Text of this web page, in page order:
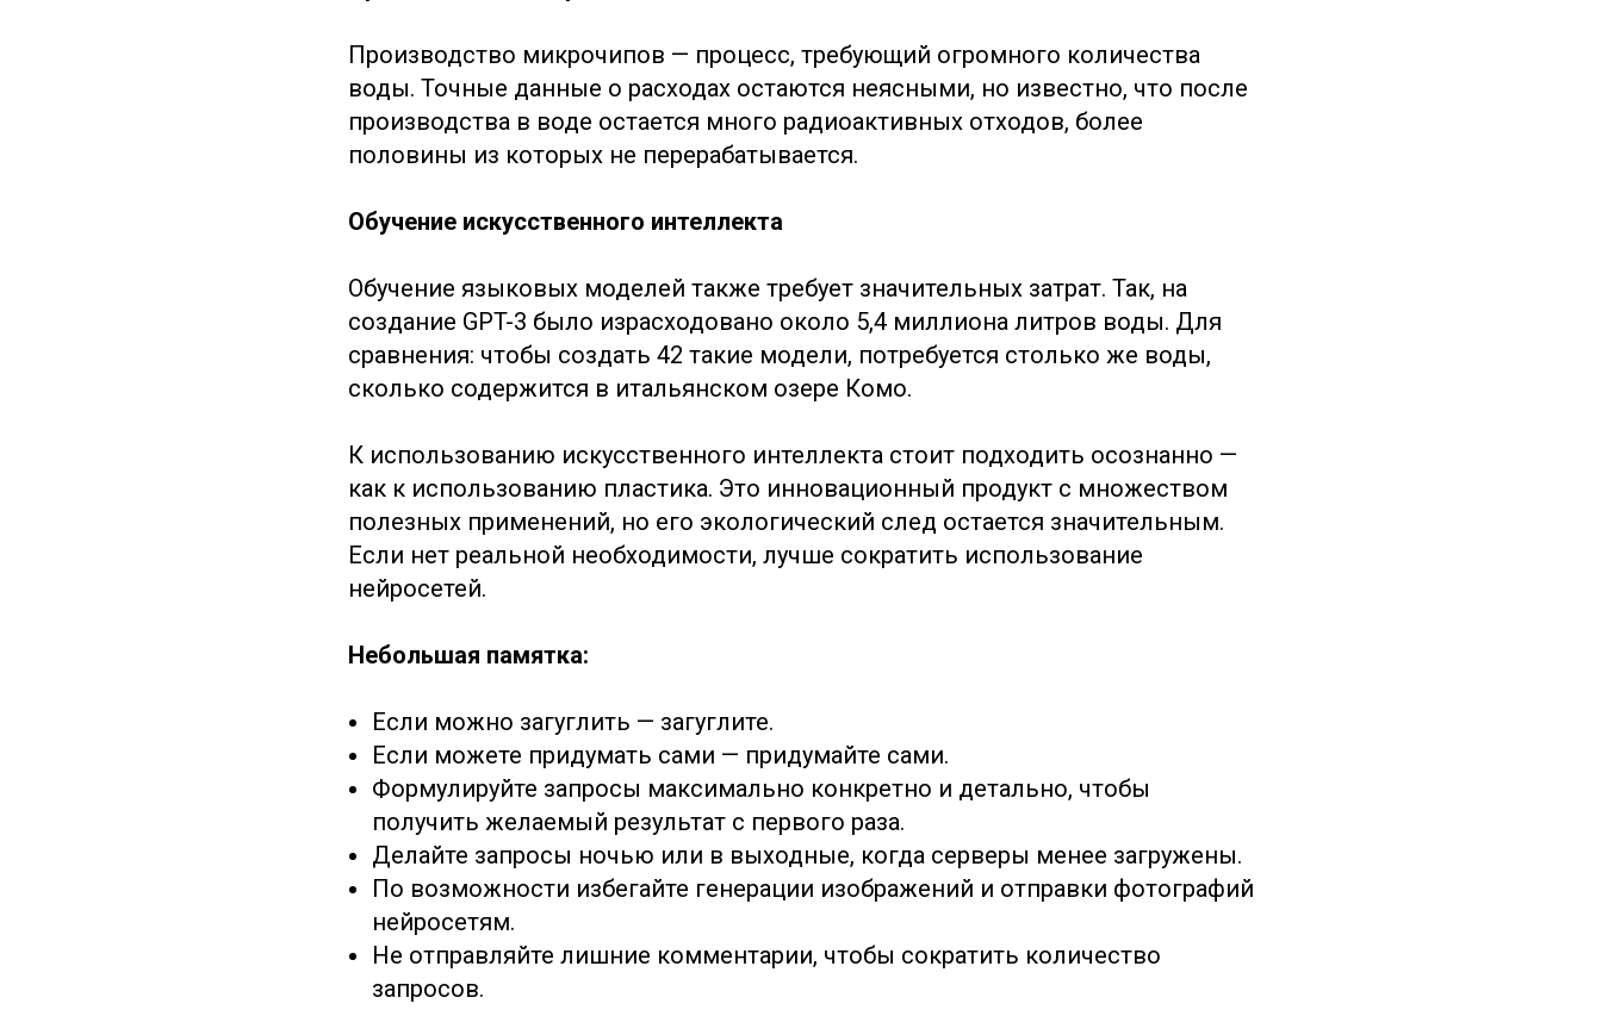
Производство микрочипов — процесс, требующий огромного количества
воды. Точные данные о расходах остаются неясными, но известно, что после
производства в воде остается много радиоактивных отходов, более
половины из которых не перерабатывается.
Обучение искусственного интеллекта
Обучение языковых моделей также требует значительных затрат. Так, на
создание GPT-3 было израсходовано около 5,4 миллиона литров воды. Для
сравнения: чтобы создать 42 такие модели, потребуется столько же воды,
сколько содержится в итальянском озере Комо.
К использованию искусственного интеллекта стоит подходить осознанно —
как к использованию пластика. Это инновационный продукт с множеством
полезных применений, но его экологический след остается значительным.
Если нет реальной необходимости, лучше сократить использование
нейросетей.
Небольшая памятка:
Если можно загуглить — загуглите.
Если можете придумать сами — придумайте сами.
Формулируйте запросы максимально конкретно и детально, чтобы
получить желаемый результат с первого раза.
Делайте запросы ночью или в выходные, когда серверы менее загружены.
По возможности избегайте генерации изображений и отправки фотографий
нейросетям.
Не отправляйте лишние комментарии, чтобы сократить количество
запросов.